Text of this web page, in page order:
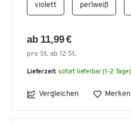
violett perlweiß
ab 11,99 €
pro St. ab 12 St.
Lieferzeit: sofort lieferbar (1-2 Tage)
Vergleichen Merken